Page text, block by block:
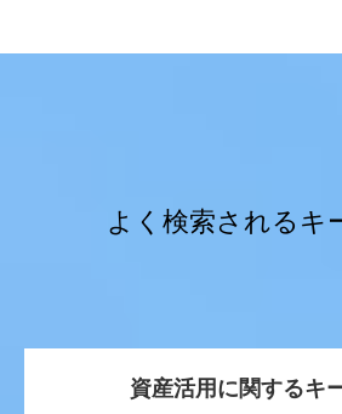
よく検索されるキ
資産活用に関するキ